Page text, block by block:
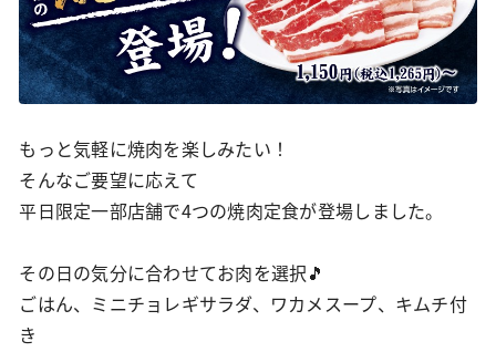
もっと気軽に焼肉を楽しみたい！
そんなご要望に応えて
平日限定一部店舗で4つの焼肉定食が登場しました。
その日の気分に合わせてお肉を選択🎵
ごはん、ミニチョレギサラダ、ワカメスープ、キムチ付
き